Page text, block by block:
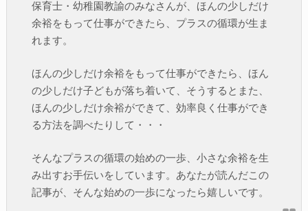
保育士・幼稚園教諭のみなさんが、ほんの少しだけ
余裕をもって仕事ができたら、プラスの循環が生ま
れます。
ほんの少しだけ余裕をもって仕事ができたら、ほん
の少しだけ子どもが落ち着いて、そうするとまた、
ほんの少しだけ余裕ができて、効率良く仕事ができ
る方法を調べたりして・・・
そんなプラスの循環の始めの一歩、小さな余裕を生
み出すお手伝いをしています。あなたが読んだこの
記事が、そんな始めの一歩になったら嬉しいです。